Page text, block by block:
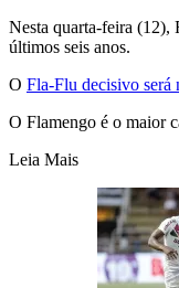
Nesta quarta-feira (12),
últimos seis anos.
O Fla-Flu decisivo será
O Flamengo é o maior
Leia Mais